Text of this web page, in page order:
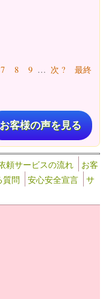
7 8 9 … 次 ?
最終
お客様の声を見る
頼サービスの流れ
お客
質問 安心安全宣言
サ